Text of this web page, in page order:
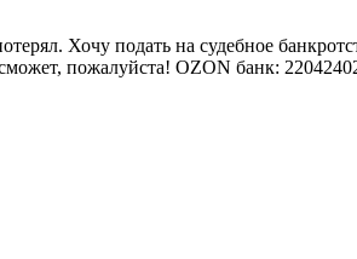
Хочу подать на судебное
пожалуйста! OZON банк: